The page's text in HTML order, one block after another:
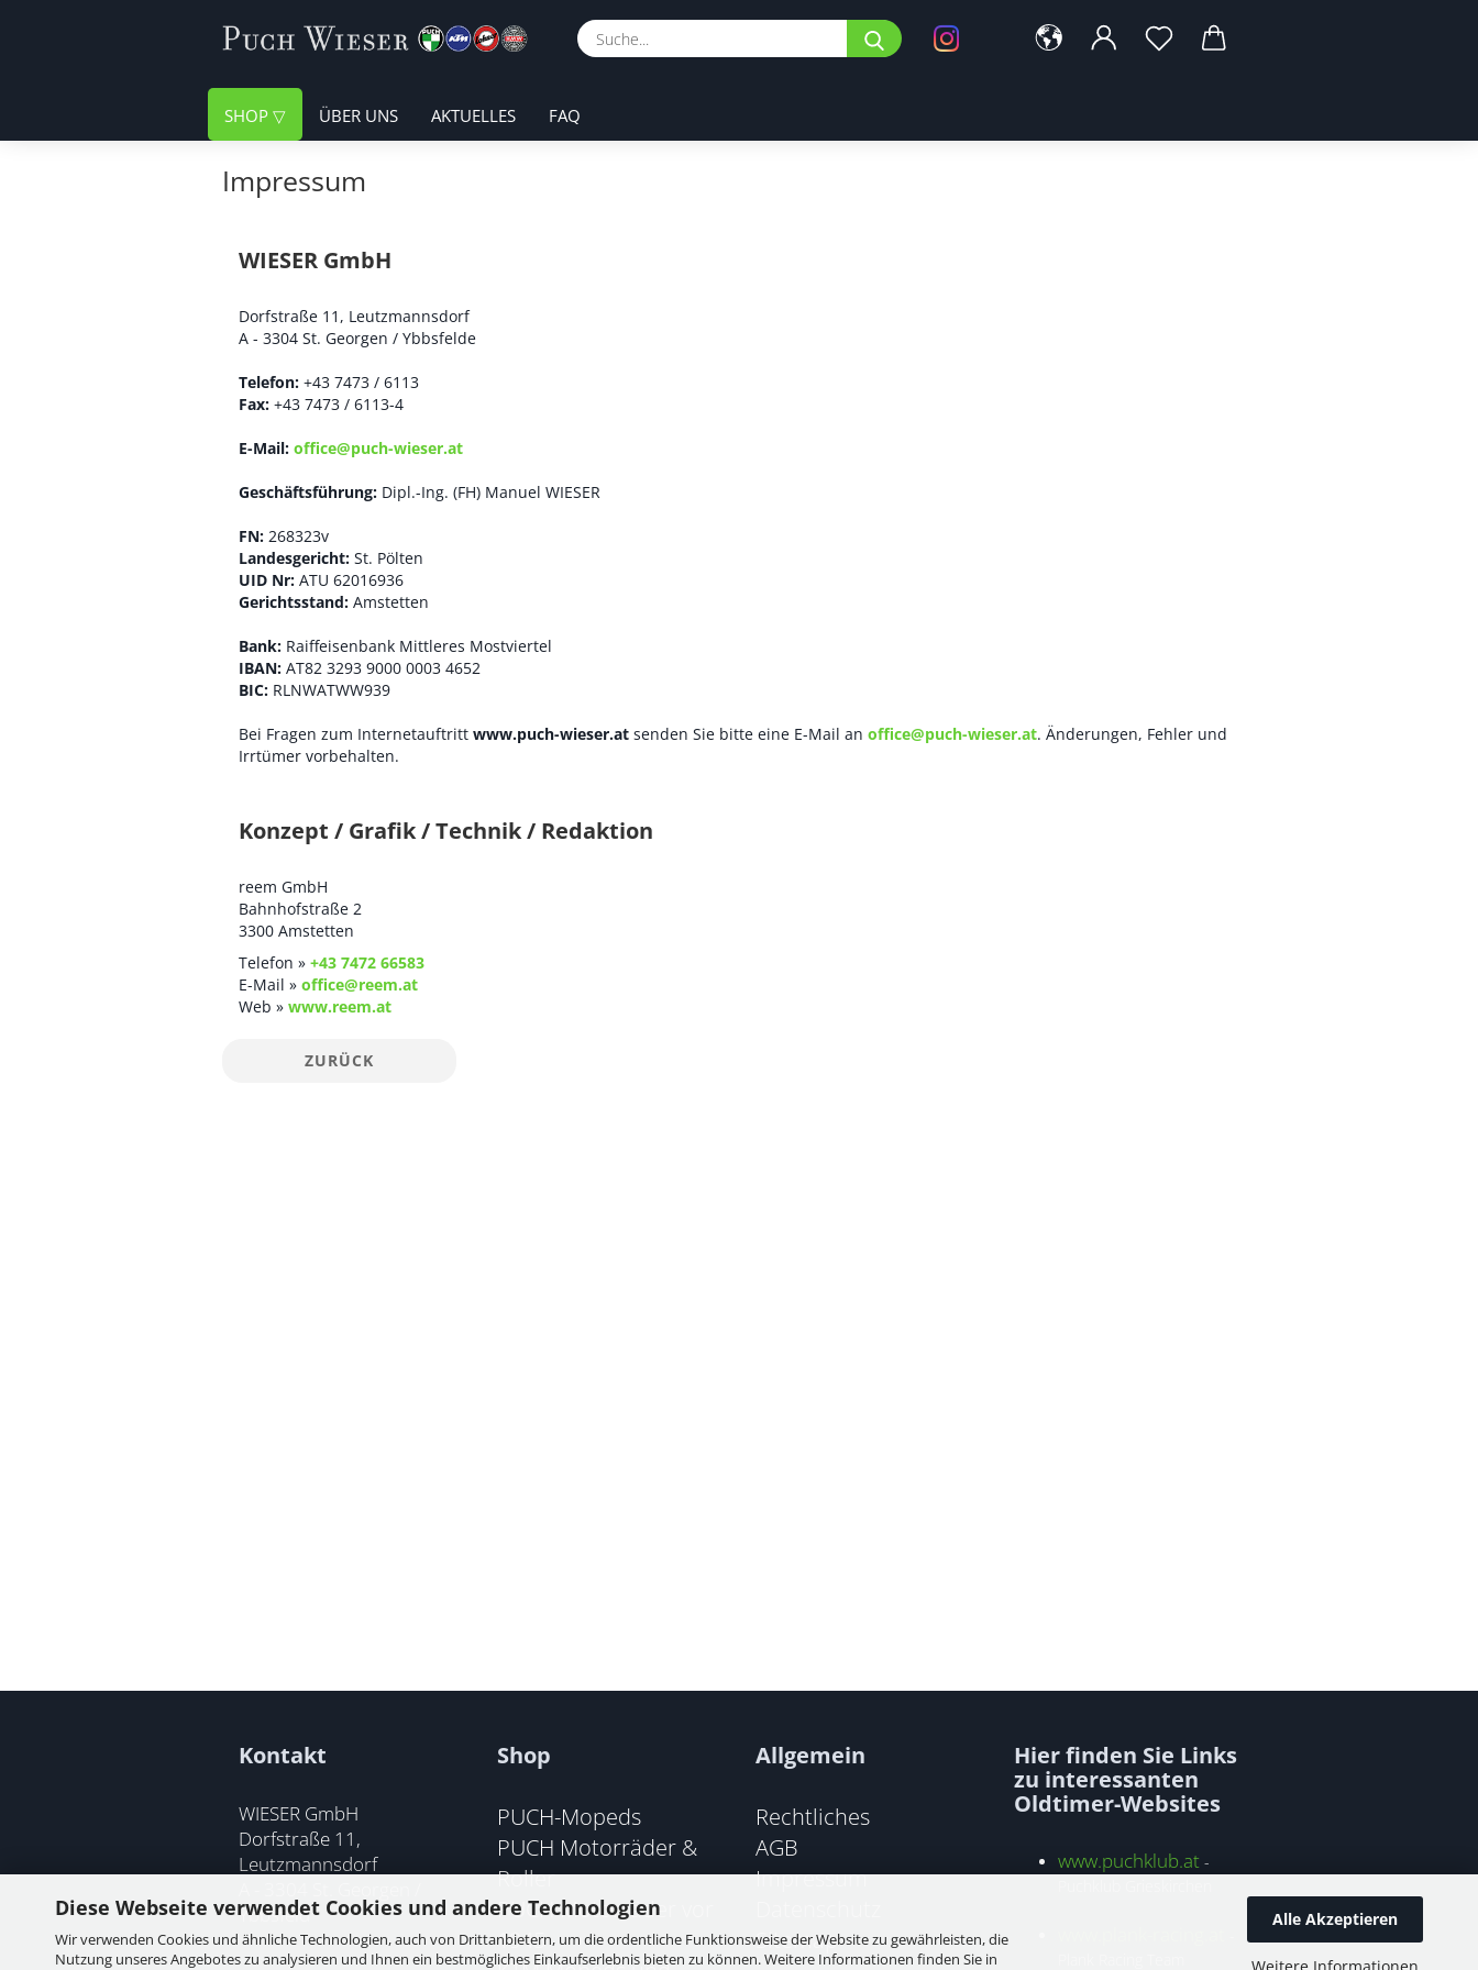
Diese Webseite verwendet Cookies und andere Technologien
Wir verwenden Cookies und ähnliche Technologien, auch von Drittanbietern, um die ordentliche Funktionsweise der Website zu gewährleisten, die
Nutzung unseres Angebotes zu analysieren und Ihnen ein bestmögliches Einkaufserlebnis bieten zu können. Weitere Informationen finden Sie in
Alle Akzeptieren
Weitere Informationen
Suche...
SHOP ÜBER UNS AKTUELLES FAQ
Impressum
WIESER GmbH
Dorfstraße 11, Leutzmannsdorf
A - 3304 St. Georgen / Ybbsfelde
Telefon: +43 7473 / 6113
Fax: +43 7473 / 6113-4
E-Mail: office@puch-wieser.at
Geschäftsführung: Dipl.-Ing. (FH) Manuel WIESER
FN: 268323v
Landesgericht: St. Pölten
UID Nr: ATU 62016936
Gerichtsstand: Amstetten
Bank: Raiffeisenbank Mittleres Mostviertel
IBAN: AT82 3293 9000 0003 4652
BIC: RLNWATWW939
Bei Fragen zum Internetauftritt www.puch-wieser.at senden Sie bitte eine E-Mail an office@puch-wieser.at. Änderungen, Fehler und
Irrtümer vorbehalten.
Konzept / Grafik / Technik / Redaktion
reem GmbH
Bahnhofstraße 2
3300 Amstetten
Telefon » +43 7472 66583
E-Mail » office@reem.at
Web » www.reem.at
ZURÜCK
Kontakt
WIESER GmbH
Dorfstraße 11,
Leutzmannsdorf
Ybbsfeld
Shop
PUCH-Mopeds
PUCH Motorräder &
Roller
PUCH Motorräder vor
1945
Allgemein
Rechtliches
AGB
Impressum
Sitemap
Hier finden Sie Links
zu interessanten
Oldtimer-Websites
www.puchklub.at -